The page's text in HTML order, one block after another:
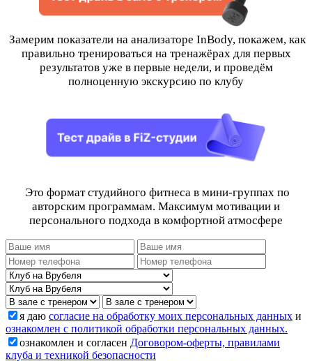
Замерим показатели на анализаторе InBody, покажем, как
правильно тренироваться на тренажёрах для первых
результатов уже в первые недели, и проведём
полноценную экскурсию по клубу
Это формат студийного фитнеса в мини-группах по
авторским программам. Максимум мотивации и
персонального подхода в комфортной атмосфере
я даю согласие на обработку моих персональных данных и
ознакомлен с политикой обработки персональных данных.
ознакомлен и согласен Договором-оферты, правилами
клуба и техникой безопасности